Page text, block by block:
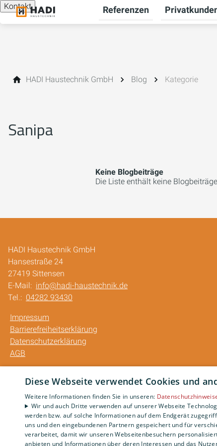
Kontakt Referenzen
HADI Haustechnik GmbH Blog Kategorie
Sanipa
Keine Blogbeiträge
Die Liste enthält keine
HADI Haustechnik GmbH
Hansestraße 24
27419 Sittensen
E-Mail: info@hadi-haustechnik.de
Tel.: 04282 93430
Impressum
Barrierefreiheitserklärung
Datenschutzerklärung
AGB
Diese Webseite verwendet Cookies und
Weitere Informationen finden Sie in unseren:
Wir und auch Dritte verwenden auf unserer Webseite
werden bzw. auf solche Informationen auf dem Endgerät
uns und den eingebundenen Partnern gespeichert und für
verarbeitet, damit wir unseren Webseitenbesuchern
anbieten und Informationen über deren Interessen und das